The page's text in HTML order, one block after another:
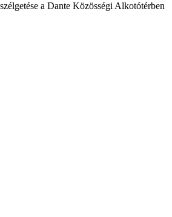
a Dante Közösségi Alkotótérben